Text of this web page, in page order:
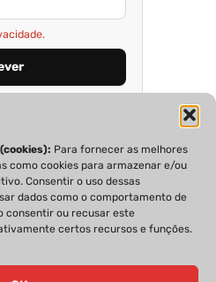
Para fornecer as melhores
como cookies para armazenar e/ou
Consentir o uso dessas
dados como o comportamento de
consentir ou recusar este
certos recursos e funções.
ESTATUTO EDITORIAL